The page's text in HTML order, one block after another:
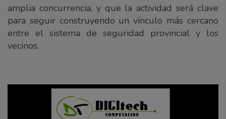
amplia concurrencia, y que la actividad será clave
para seguir construyendo un vínculo más cercano
entre el sistema de seguridad provincial y los
vecinos.